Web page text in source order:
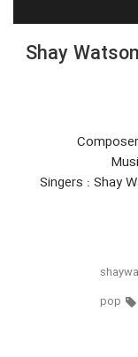
Shay
Singers : Shay
pop